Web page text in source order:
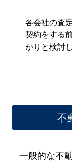
各会社の査
契約をする
かりと検討
不
一般的な不